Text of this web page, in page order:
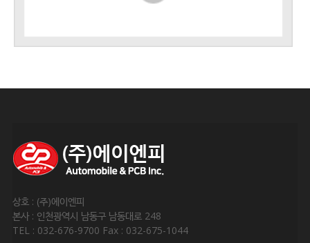
상호 : (주)에이엔피
본사 : 인천광역시 남동구 남동대로 248
TEL : 032-676-9700 Fax : 032-675-1044